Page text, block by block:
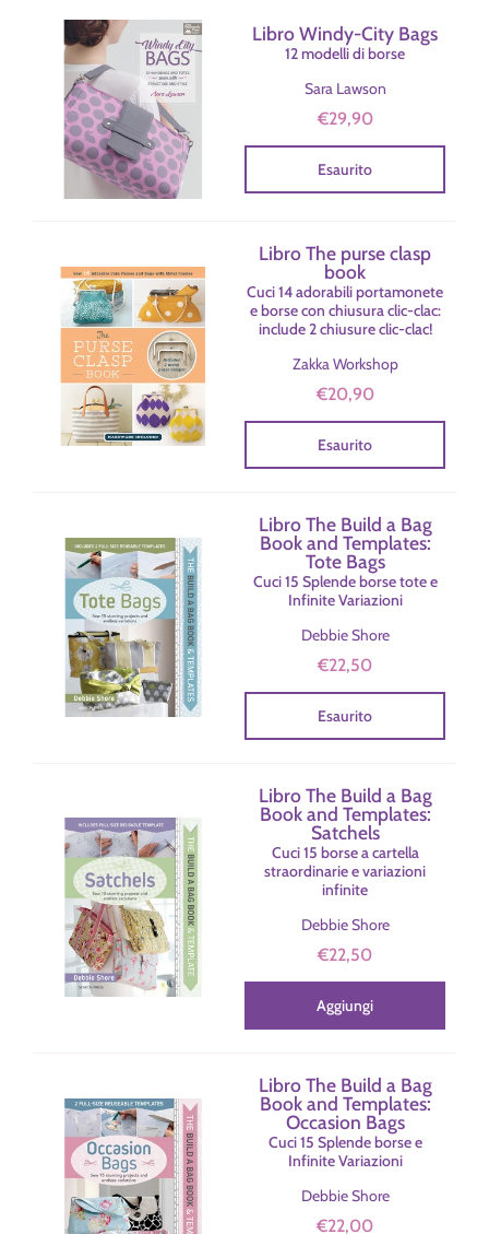
Libro Windy-City Bags
12 modelli di borse
Sara Lawson
€29,90
Esaurito
Libro The purse clasp
book
Cuci 14 adorabili portamonete
e borse con chiusura clic-clac:
include 2 chiusure clic-clac!
Zakka Workshop
€20,90
Esaurito
Libro The Build a Bag
Book and Templates:
Tote Bags
Cuci 15 Splende borse tote e
Infinite Variazioni
Debbie Shore
€22,50
Esaurito
Libro The Build a Bag
Book and Templates:
Satchels
Cuci 15 borse a cartella
straordinarie e variazioni
infinite
Debbie Shore
€22,50
Aggiungi
Libro The Build a Bag
Book and Templates:
Occasion Bags
Cuci 15 Splende borse e
Infinite Variazioni
Debbie Shore
€22,00